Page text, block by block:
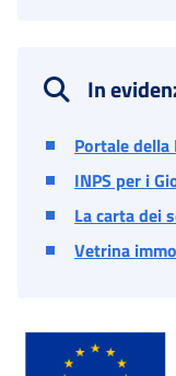
In
Portale
INPS per i
La carta dei
Vetrina